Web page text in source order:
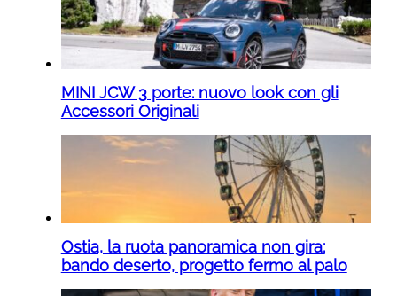
MINI JCW 3 porte: nuovo look con gli
Accessori Originali
Ostia, la ruota panoramica non gira:
bando deserto, progetto fermo al palo